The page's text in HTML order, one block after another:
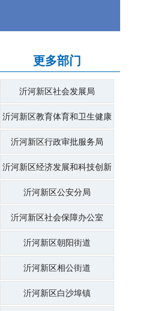
更多部门
沂河新区社会发展局
沂河新区教育体育和卫生健康
局
沂河新区行政审批服务局
沂河新区经济发展和科技创新
局
沂河新区公安分局
沂河新区社会保障办公室
沂河新区朝阳街道
沂河新区相公街道
沂河新区白沙埠镇